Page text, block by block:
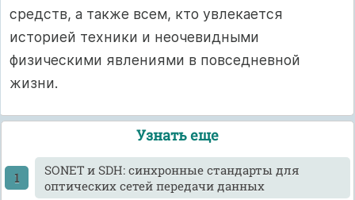
средств, а также всем, кто увлекается
историей техники и неочевидными
физическими явлениями в повседневной
жизни.
Узнать еще
SONET и SDH: синхронные стандарты для
оптических сетей передачи данных